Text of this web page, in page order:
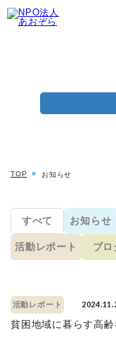
TOP お知らせ
すべて お知らせ
活動レポート ブロ
活動レポート
貧困地域に暮らす高